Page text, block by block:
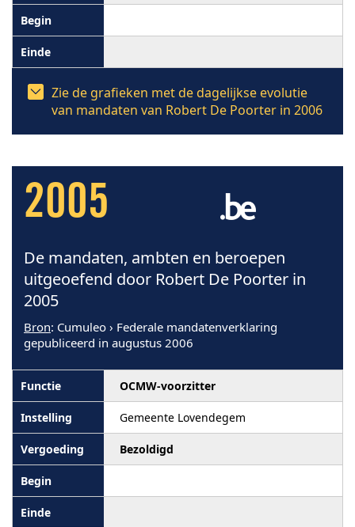
Zie de grafieken met de dagelijkse evolutie
van mandaten van Robert De Poorter in 2006
2005
De mandaten, ambten en beroepen
uitgeoefend door Robert De Poorter in
2005
Bron: Cumuleo › Federale mandatenverklaring
gepubliceerd in augustus 2006
OCMW-voorzitter
Gemeente Lovendegem
Bezoldigd